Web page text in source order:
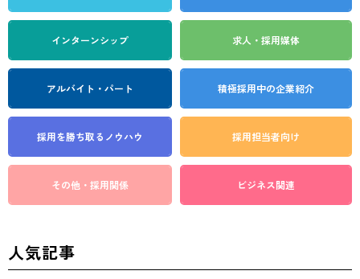
インターンシップ 求人・採用媒体
アルバイト・パート 積極採用中の企業紹介
採用を勝ち取る ノウハウ 採用担当者向け
その他・採用関係 ビジネス関連
人気記事